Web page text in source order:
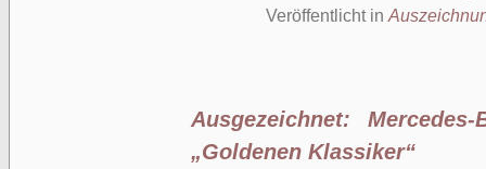
Veröffentlicht in
Ausgezeichnet:
„Goldenen Klassiker“